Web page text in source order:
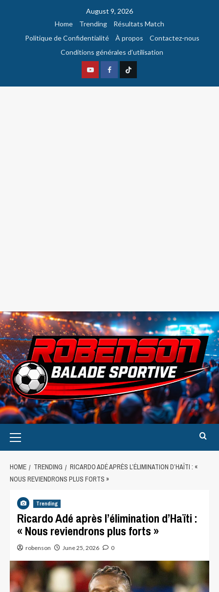
August 9, 2026
Home
Trending
Résultats Match
Politique de Confidentialité
À propos
Contactez-nous
Conditions générales d’utilisation
HOME TRENDING
RICARDO ADÉ APRÈS L’ÉLIMINATION D’HAÏTI : «
NOUS REVIENDRONS PLUS FORTS »
Trending
Ricardo Adé après l’élimination d’Haïti :
« Nous reviendrons plus forts »
robenson June 25, 2026 0